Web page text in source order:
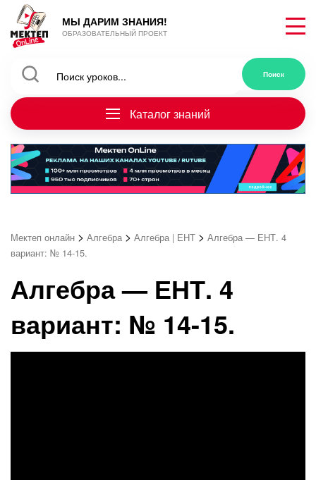
МЫ ДАРИМ ЗНАНИЯ!
ОБРАЗОВАТЕЛЬНЫЙ ПРОЕКТ
Каталог знаний
Мектеп онлайн > Алгебра > Алгебра | ЕНТ > Алгебра — ЕНТ. 4
вариант: № 14-15.
Алгебра — ЕНТ. 4
вариант: № 14-15.